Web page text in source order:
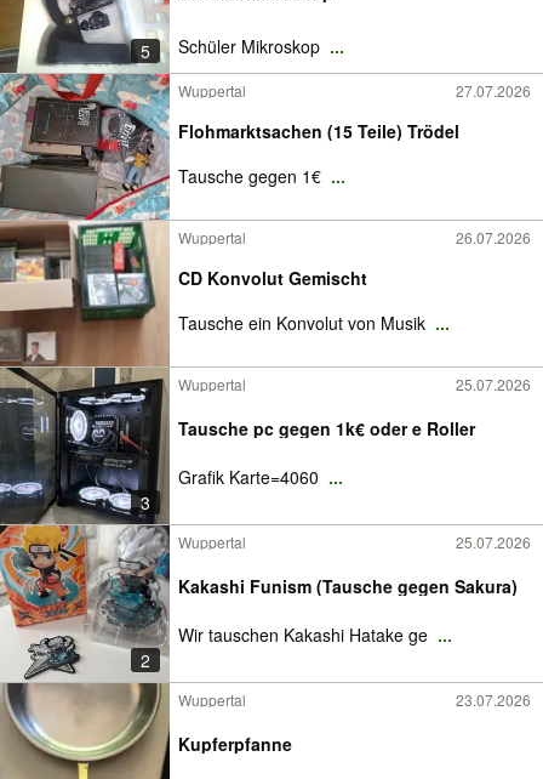
5 Schüler Mikroskop ...
Wuppertal 27.07.2026
Flohmarktsachen (15 Teile) Trödel
Tausche gegen 1€ ...
Wuppertal 26.07.2026
CD Konvolut Gemischt
Tausche ein Konvolut von Musik ...
3
Wuppertal 25.07.2026
Tausche pc gegen 1k€ oder e Roller
Grafik Karte=4060 ...
2
Wuppertal 25.07.2026
Kakashi Funism (Tausche gegen Sakura)
Wir tauschen Kakashi Hatake ge ...
Wuppertal 23.07.2026
Kupferpfanne